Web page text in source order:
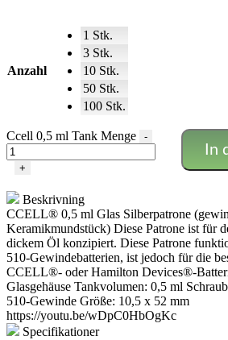
Anzahl
1 Stk.
3 Stk.
10 Stk.
50 Stk.
100 Stk.
Ccell 0,5 ml Tank Menge -
+
In
Beskrivning
CCELL® 0,5 ml Glas Silberpatrone
Keramikmundstück) Diese Patrone ist für
dickem Öl konzipiert. Diese Patrone
510-Gewindebatterien, ist jedoch für die
CCELL®- oder Hamilton Devices®-
Glasgehäuse Tankvolumen: 0,5 ml
510-Gewinde Größe: 10,5 x 52 mm
https://youtu.be/wDpC0HbOgKc
Specifikationer